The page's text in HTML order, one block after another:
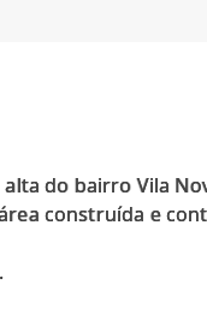
do bairro Vila
construída e